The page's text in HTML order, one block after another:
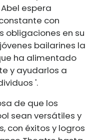
espera
con
obligaciones en su
bailarines la
ha alimentado
y ayudarlos a
'.
de que los
sean versátiles y
con éxitos y logros